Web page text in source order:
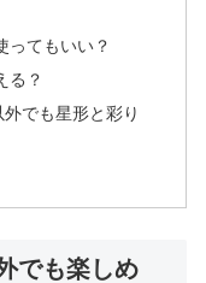
ってもいい？
る？
でも星形と彩り
でも楽しめ